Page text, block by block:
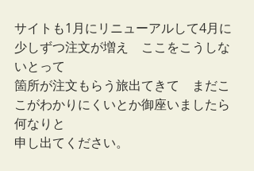
サイトも1月にリニューアルして4月に
少しずつ注文が増え　ここをこうしな
いとって
箇所が注文もらう旅出てきて　まだこ
こがわかりにくいとか御座いましたら
何なりと
申し出てください。